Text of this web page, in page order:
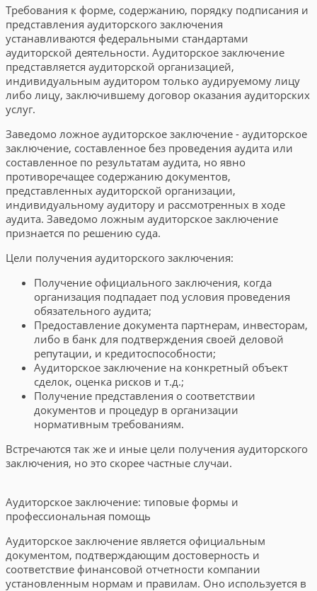
Требования к форме, содержанию, порядку подписания и
представления аудиторского заключения
устанавливаются федеральными стандартами
аудиторской деятельности. Аудиторское заключение
представляется аудиторской организацией,
индивидуальным аудитором только аудируемому лицу
либо лицу, заключившему договор оказания аудиторских
услуг.
Заведомо ложное аудиторское заключение - аудиторское
заключение, составленное без проведения аудита или
составленное по результатам аудита, но явно
противоречащее содержанию документов,
представленных аудиторской организации,
индивидуальному аудитору и рассмотренных в ходе
аудита. Заведомо ложным аудиторское заключение
признается по решению суда.
Цели получения аудиторского заключения:
Получение официального заключения, когда
организация подпадает под условия проведения
обязательного аудита;
Предоставление документа партнерам, инвесторам,
либо в банк для подтверждения своей деловой
репутации, и кредитоспособности;
Аудиторское заключение на конкретный объект
сделок, оценка рисков и т.д.;
Получение представления о соответствии
документов и процедур в организации
нормативным требованиям.
Встречаются так же и иные цели получения аудиторского
заключения, но это скорее частные случаи.
Аудиторское заключение: типовые формы и
профессиональная помощь
Аудиторское заключение является официальным
документом, подтверждающим достоверность и
соответствие финансовой отчетности компании
установленным нормам и правилам. Оно используется в